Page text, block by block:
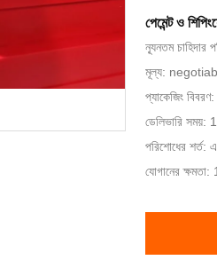
পেমেন্ট ও
ন্যূনতম চাহিদার
মূল্য:
প্যাকেজিং বিবরণ:
ডেলিভারি
পরিশোধের শর্ত:
যোগানের